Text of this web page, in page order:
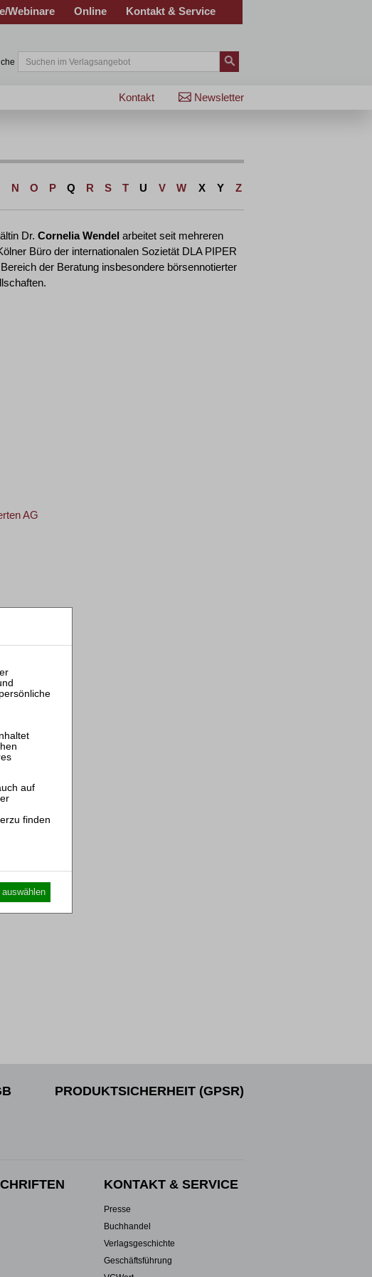
Webinare Online Kontakt & Service
Newsletter
Kontakt
N O P Q R S T U V W X Y Z
Dr. Cornelia Wendel arbeitet seit mehreren
Büro der internationalen Sozietät DLA PIPER
der Beratung insbesondere börsennotierter
AG
PRODUKTSICHERHEIT (GPSR)
KONTAKT & SERVICE
Presse
Buchhandel
Verlagsgeschichte
Geschäftsführung